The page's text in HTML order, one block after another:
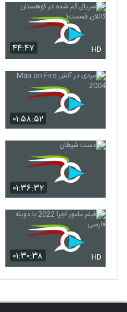
۴۴:۴۷ HD
۰۱:۵۸:۵۲
۰۱:۳۶:۳۲
۰۱:۳۰:۳۸ HD